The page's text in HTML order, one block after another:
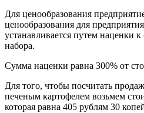
Для ценообразования
ценообразования для
устанавливается путем наценки
набора.
Сумма наценки равна 300% от
Для того, чтобы посчитать
печеным картофелем возьмем
которая равна 405 рублям 30